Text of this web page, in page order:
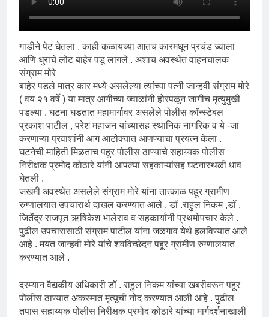
गाडीने पेट घेतला . काही कळायच्या आतच कारमधून प्रचंड ज्वाला
आणि धुराचे लोट बाहेर पडू लागले . अशाच अवस्थेत वाहनचालक
संग्राम मोरे
बाहेर पडले मात्र कार मध्ये असलेल्या त्यांच्या पत्नी जान्हवी संग्राम मोरे
( वय २१ वर्षे ) या मात्र आगीच्या ज्वाळांनी होरपळून जागीच मृत्युमुखी
पडल्या . घटना घडतात महामार्गावर असलेले पोलीस कॉन्स्टेबल
प्रकाश पाटील , परेश महाजन यांच्यासह स्थानिक नागरिक व ये -जा
करणाऱ्या प्रवाशांनी आग आटोक्यात आणण्याचा प्रयत्न केला .
घटनेची माहिती मिळताच पहूर पोलीस ठाण्याचे सहाय्यक पोलीस
निरीक्षक प्रमोद कोठारे यांनी आपल्या सहकाऱ्यांसह घटनास्थळी धाव
घेतली .
जखमी अवस्थेत असलेले संग्राम मोरे यांना तात्काळ पहूर ग्रामीण
रुग्णालयात उपचारार्थ दाखल करण्यात आले . डॉ .राहुल निकम ,डॉ .
जितेंद्र राजपूत ऋषिकेश भालेराव व सहकार्यांनी प्रथमोपचार केले .
पुढील उपचारासाठी संग्राम पाटील यांना जळगाव येथे हलविण्यात आले
आहे . मयत जान्हवी मोरे यांचे शवविच्छेदन पहूर ग्रामीण रुग्णालयात
करण्यात आले .
दरम्यान वैद्यकीय अधिकारी डॉ . राहुल निकम यांच्या खबरीवरून पहूर
पोलीस ठाण्यात अकस्मात मृत्यूची नोंद करण्यात आली आहे . पुढील
तपास सहाय्यक पोलीस निरीक्षक प्रमोद कोठारे यांच्या मार्गदर्शनाखाली